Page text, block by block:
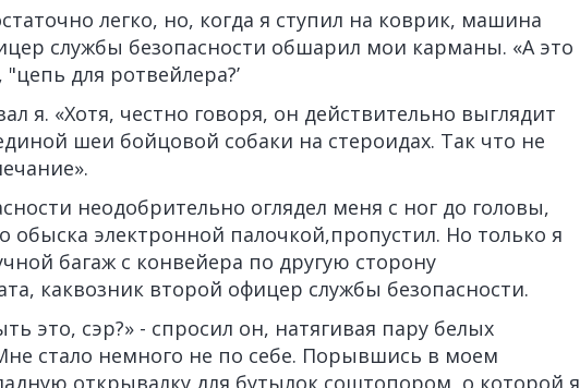
легко, но, когда я ступил на коврик, машина
службы безопасности обшарил мои карманы. «А это
"цепь для ротвейлера?’
я. «Хотя, честно говоря, он действительно выглядит
шеи бойцовой собаки на стероидах. Так что не
неодобрительно оглядел меня с ног до головы,
обыска электронной палочкой,пропустил. Но только я
багаж с конвейера по другую сторону
каквозник второй офицер службы безопасности.
это, сэр?» - спросил он, натягивая пару белых
стало немного не по себе. Порывшись в моем
открывалку для бутылок соштопором, о которой я